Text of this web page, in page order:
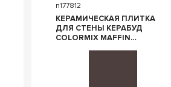
n177812
КЕРАМИЧЕСКАЯ ПЛИТКА
ДЛЯ СТЕНЫ КЕРАБУД
COLORMIX MAFFIN